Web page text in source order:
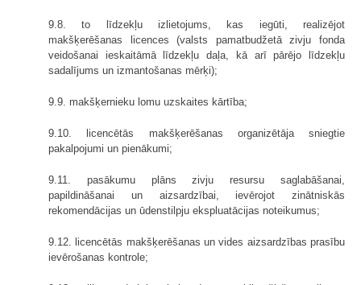
9.8. to līdzekļu izlietojums, kas iegūti, realizējot
makšķerēšanas licences (valsts pamatbudžetā zivju fonda
veidošanai ieskaitāmā līdzekļu daļa, kā arī pārējo līdzekļu
sadalījums un izmantošanas mērķi);
9.9. makšķernieku lomu uzskaites kārtība;
9.10. licencētās makšķerēšanas organizētāja sniegtie
pakalpojumi un pienākumi;
9.11. pasākumu plāns zivju resursu saglabāšanai,
papildināšanai un aizsardzībai, ievērojot zinātniskās
rekomendācijas un ūdenstilpju ekspluatācijas noteikumus;
9.12. licencētās makšķerēšanas un vides aizsardzības prasību
ievērošanas kontrole;